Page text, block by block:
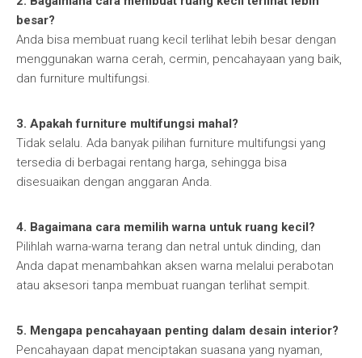
besar?
Anda bisa membuat ruang kecil terlihat lebih besar dengan
menggunakan warna cerah, cermin, pencahayaan yang baik,
dan furniture multifungsi.
3. Apakah furniture multifungsi mahal?
Tidak selalu. Ada banyak pilihan furniture multifungsi yang
tersedia di berbagai rentang harga, sehingga bisa
disesuaikan dengan anggaran Anda.
4. Bagaimana cara memilih warna untuk ruang kecil?
Pilihlah warna-warna terang dan netral untuk dinding, dan
Anda dapat menambahkan aksen warna melalui perabotan
atau aksesori tanpa membuat ruangan terlihat sempit.
5. Mengapa pencahayaan penting dalam desain interior?
Pencahayaan dapat menciptakan suasana yang nyaman,